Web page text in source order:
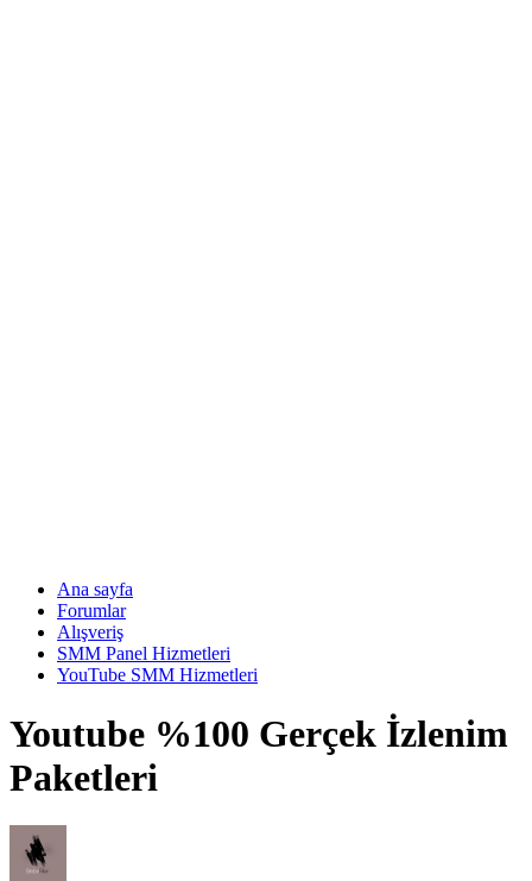
Ana sayfa
Forumlar
Alışveriş
SMM Panel Hizmetleri
YouTube SMM Hizmetleri
Youtube %100 Gerçek İzlenim
Paketleri